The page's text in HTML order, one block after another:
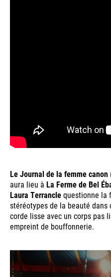
Le Journal de la femme canon
aura lieu à La Ferme de Bel
Laura Terranclequestionne la
stéréotypes de la beauté dans
corde lisse avec un corps pas
empreint de bouffonnerie.